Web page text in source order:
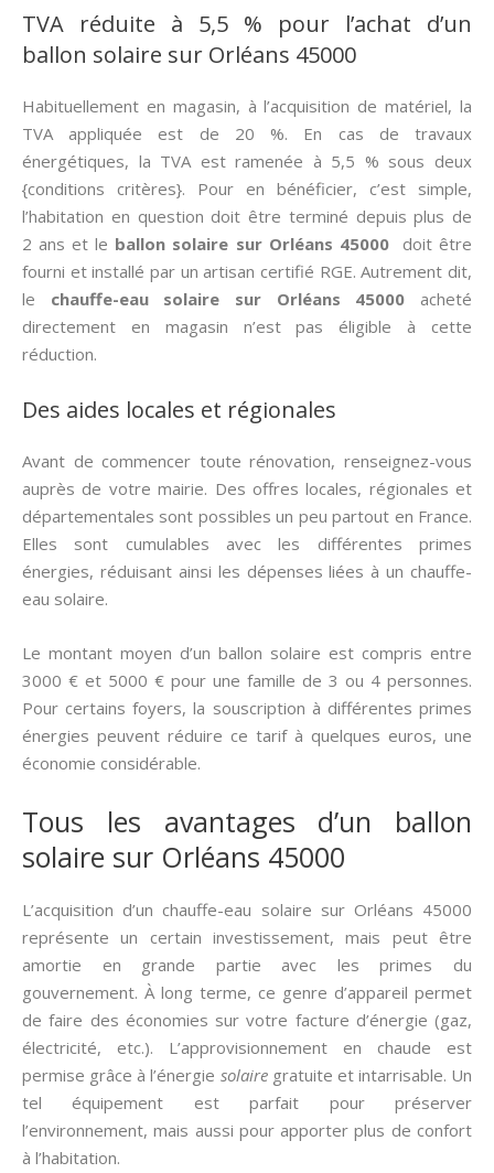
TVA réduite à 5,5 % pour l’achat d’un
ballon solaire sur Orléans 45000
Habituellement en magasin, à l’acquisition de matériel, la
TVA appliquée est de 20 %. En cas de travaux
énergétiques, la TVA est ramenée à 5,5 % sous deux
{conditions critères}. Pour en bénéficier, c’est simple,
l’habitation en question doit être terminé depuis plus de
2 ans et le ballon solaire sur Orléans 45000doit être
fourni et installé par un artisan certifié RGE. Autrement dit,
le chauffe-eau solaire sur Orléans 45000 acheté
directement en magasin n’est pas éligible à cette
réduction.
Des aides locales et régionales
Avant de commencer toute rénovation, renseignez-vous
auprès de votre mairie. Des offres locales, régionales et
départementales sont possibles un peu partout en France.
Elles sont cumulables avec les différentes primes
énergies, réduisant ainsi les dépenses liées à un chauffe-
eau solaire.
Le montant moyen d’un ballon solaire est compris entre
3000 € et 5000 € pour une famille de 3 ou 4 personnes.
Pour certains foyers, la souscription à différentes primes
énergies peuvent réduire ce tarif à quelques euros, une
économie considérable.
Tous les avantages d’un ballon
solaire sur Orléans 45000
L’acquisition d’un chauffe-eau solaire sur Orléans 45000
représente un certain investissement, mais peut être
amortie en grande partie avec les primes du
gouvernement. À long terme, ce genre d’appareil permet
de faire des économies sur votre facture d’énergie (gaz,
électricité, etc.). L’approvisionnement en chaude est
permise grâce à l’énergie solairegratuite et intarrisable. Un
tel équipement est parfait pour préserver
l’environnement, mais aussi pour apporter plus de confort
à l’habitation.